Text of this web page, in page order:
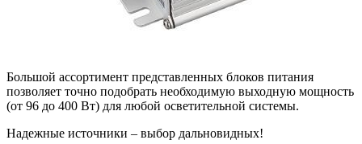
Большой ассортимент представленных блоков питания
позволяет точно подобрать необходимую выходную мощность
(от 96 до 400 Вт) для любой осветительной системы.
Надежные источники – выбор дальновидных!